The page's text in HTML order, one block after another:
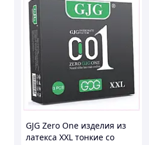
со всеми
гигиены.
по территории Украины
форма оплаты с
документов
является
GJG Zero One изделия из
латекса XXL тонкие со